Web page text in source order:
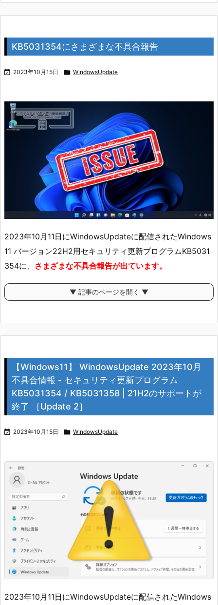
KB5031354にさまざまな不具合報告
 2023年10月15日  WindowsUpdate
2023年10月11日にWindowsUpdateに配信されたWindows
11 バージョン22H2用セキュリティ更新プログラムKB5031
354に、 さまざまな不具合報告が出ています。
▼ 記事のページを開く ▼
【Windows11】 WindowsUpdate 2023年10月
不具合情報 - セキュリティ更新プログラム
KB5031354 / KB5031358 | 21H2のサポートが
終了 ［Update 2］
 2023年10月15日  WindowsUpdate
2023年10月11日にWindowsUpdateに配信されたWindows